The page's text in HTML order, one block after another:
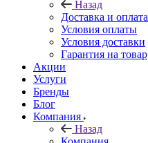
Назад
Доставка и оплата
Условия оплаты
Условия доставки
Гарантия на товар
Акции
Услуги
Бренды
Блог
Компания
Назад